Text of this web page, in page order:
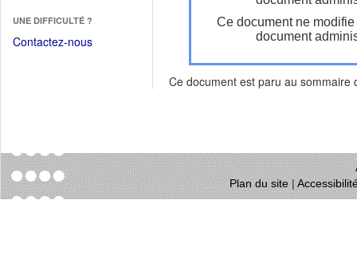
fenêtre)
une
nouvelle
UNE DIFFICULTÉ ?
Contactez-nous
Ce document ne
document
Ce document est paru au sommaire
Plan du site|